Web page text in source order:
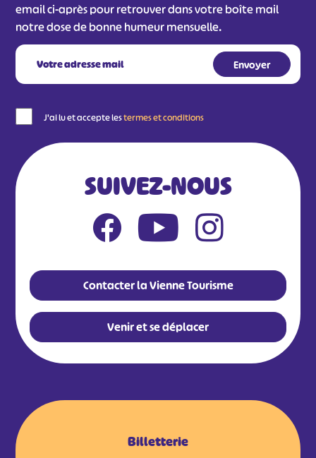
email ci-après pour retrouver dans votre boîte mail
notre dose de bonne humeur mensuelle.
J'ai lu et accepte lestermes et conditions
SUIVEZ-NOUS
Contacter la Vienne Tourisme
Venir et se déplacer
Billetterie